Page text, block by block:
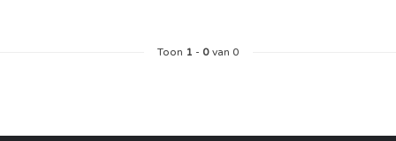
Toon 1 - 0van 0